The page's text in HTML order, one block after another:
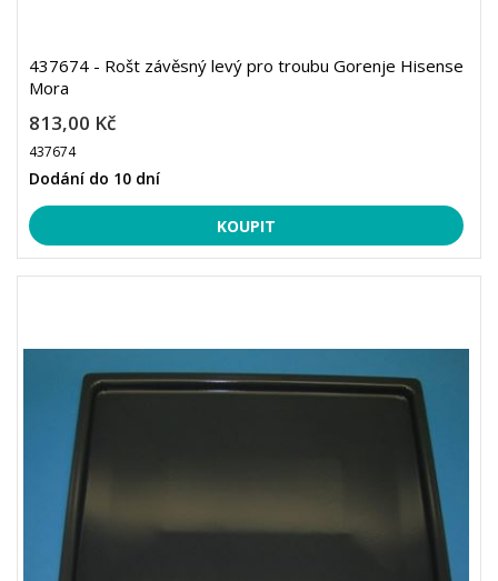
437674 - Rošt závěsný levý pro troubu Gorenje Hisense
Mora
813,00 Kč
437674
Dodání do 10 dní